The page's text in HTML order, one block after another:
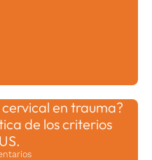
en trauma?
de los criterios